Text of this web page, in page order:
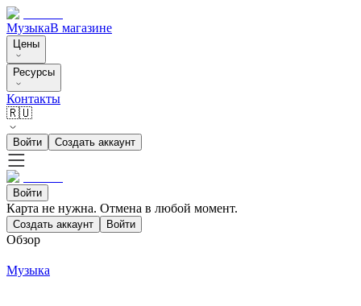
МузыкаВ магазине
Цены
Ресурсы
Контакты
🇷🇺
Войти Создать аккаунт
Войти
Карта не нужна. Отмена в любой момент.
Создать аккаунт Войти
Обзор
Музыка